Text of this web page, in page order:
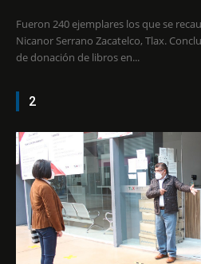
Fueron 240 ejemplares los que se
Nicanor Serrano Zacatelco, Tlax. Concluyó con gran éxito la campaña
de donación de libros en...
2